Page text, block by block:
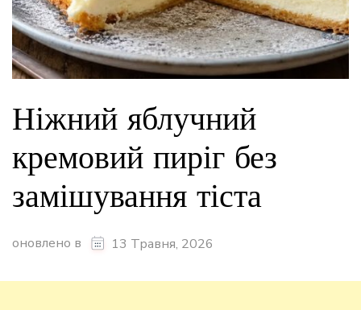
Ніжний яблучний
кремовий пиріг без
замішування тіста
оновлено в 13 Травня, 2026